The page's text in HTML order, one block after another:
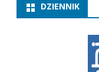
DZIENNIK